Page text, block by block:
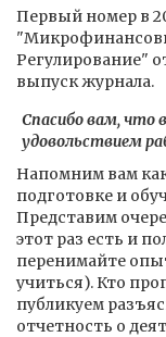
Первый номер в
Регулирование"
выпуск журнала.
Спасибо вам, что
удовольствием
Напомним вам
подготовке и
Представим
этот раз есть и
перенимайте
учиться). Кто
публикуем
отчетность о